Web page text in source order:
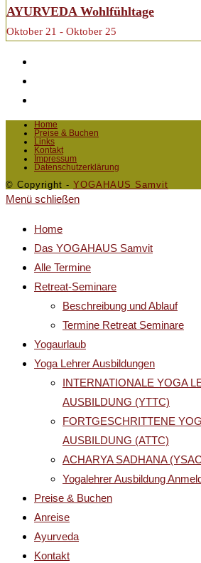
AYURVEDA Wohlfühltage
Oktober 21 - Oktober 25
Home
Preise & Buchen
Links
Kontakt
Impressum
Datenschutzerklärung
© Copyright - YOGAHAUS Samvit
Menü schließen
Home
Das YOGAHAUS Samvit
Alle Termine
Retreat-Seminare
Beschreibung und Ablauf
Termine Retreat Seminare
Yogaurlaub
Yoga Lehrer Ausbildungen
INTERNATIONALE YOGA
AUSBILDUNG (YTTC)
FORTGESCHRITTENE
AUSBILDUNG (ATTC)
ACHARYA SADHANA
Yogalehrer Ausbildung
Preise & Buchen
Anreise
Ayurveda
Kontakt